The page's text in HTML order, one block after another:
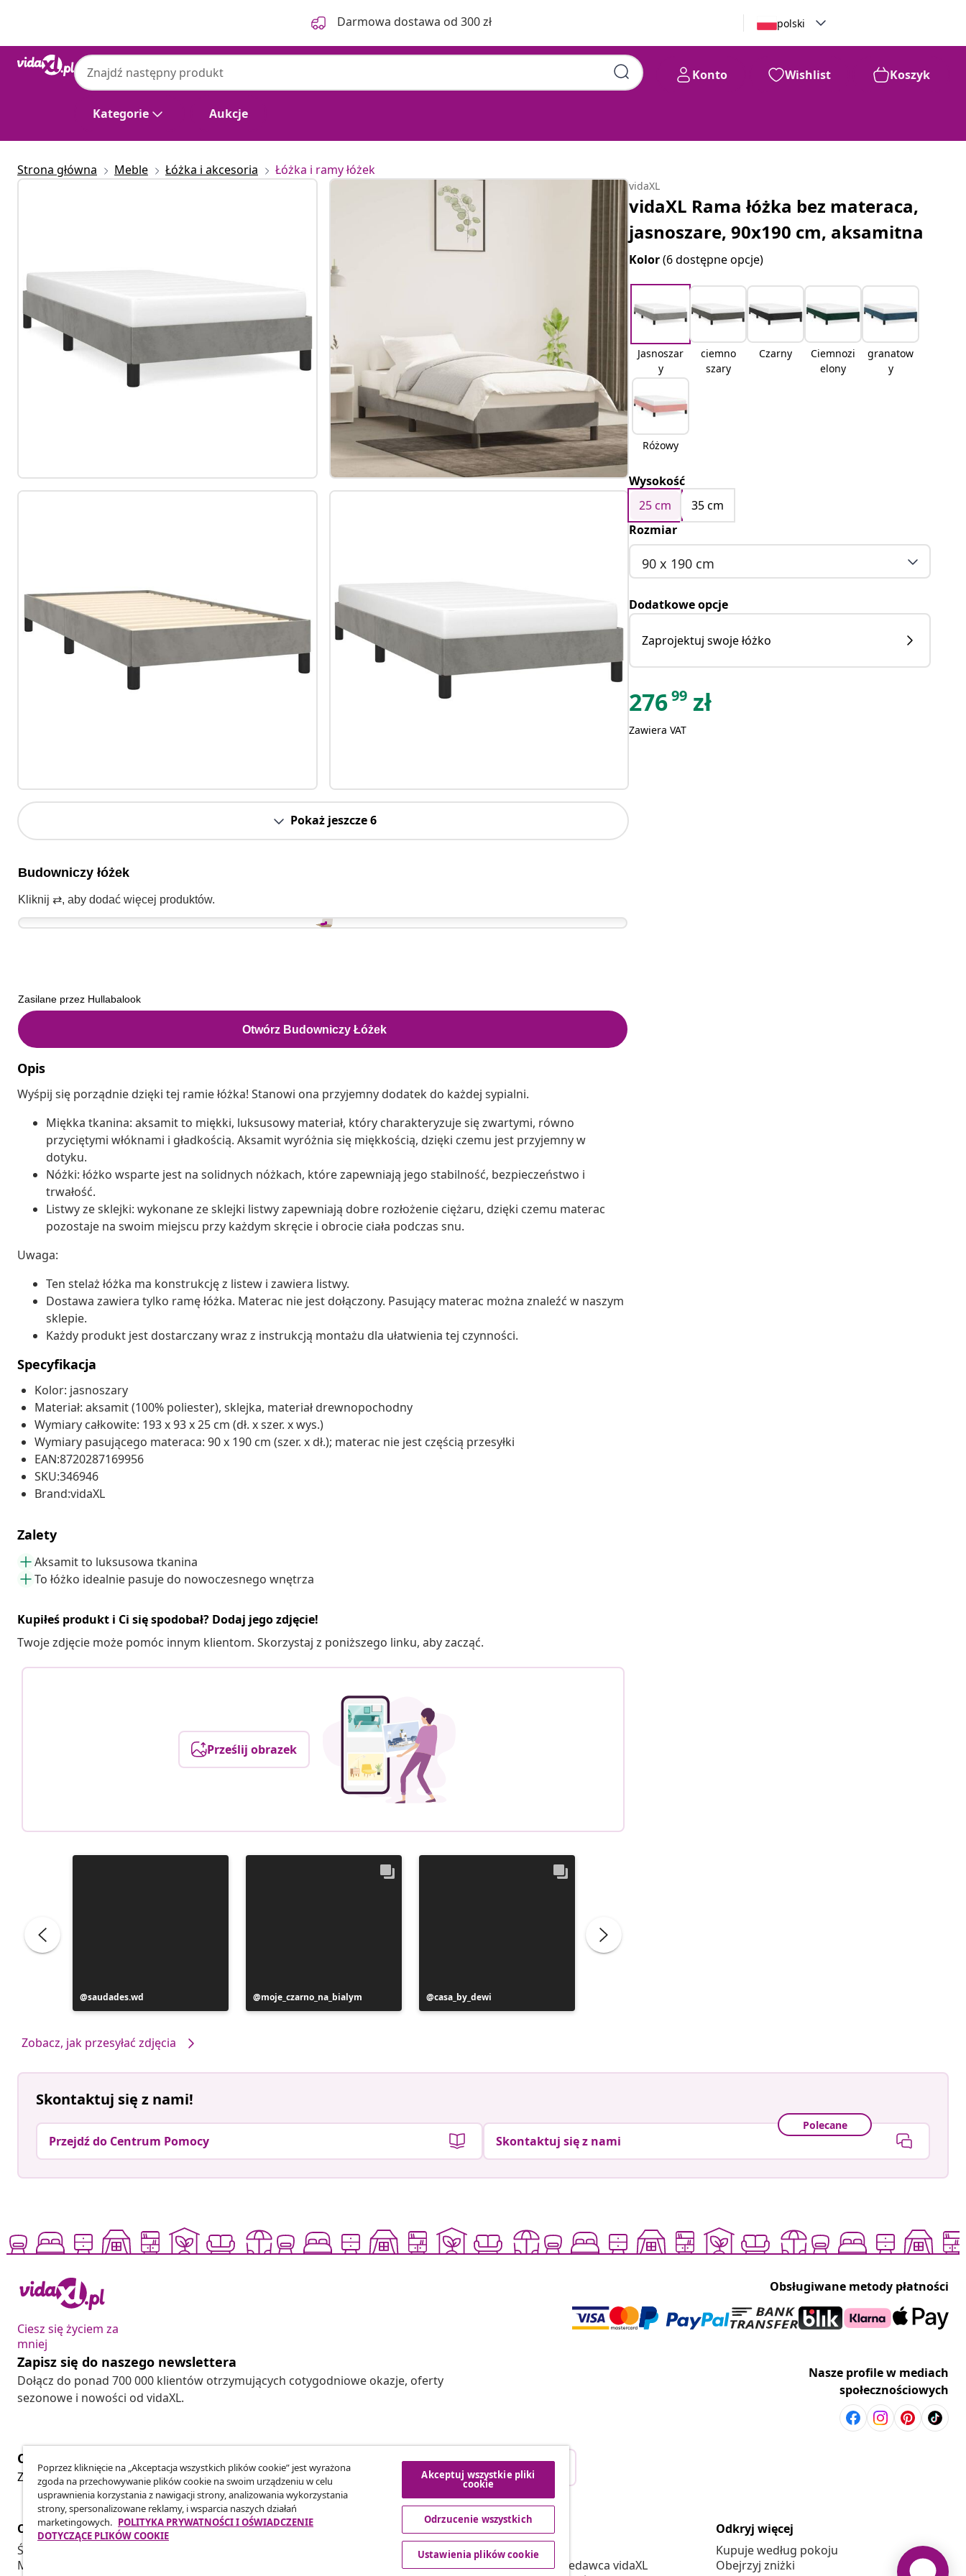
Darmowa dostawa od 300 zł polski
Kategorie Aukcje
Konto Wishlist Koszyk
Strona główna Meble Łóżka i akcesoria Łóżka i ramy łóżek
Pokaż jeszcze 6
Opis
Wyśpij się porządnie dzięki tej ramie łóżka! Stanowi ona przyjemny dodatek do każdej sypialni.
Miękka tkanina: aksamit to miękki, luksusowy materiał, który charakteryzuje się zwartymi, równo
przyciętymi włóknami i gładkością. Aksamit wyróżnia się miękkością, dzięki czemu jest przyjemny w
dotyku.
Nóżki: łóżko wsparte jest na solidnych nóżkach, które zapewniają jego stabilność, bezpieczeństwo i
trwałość.
Listwy ze sklejki: wykonane ze sklejki listwy zapewniają dobre rozłożenie ciężaru, dzięki czemu materac
pozostaje na swoim miejscu przy każdym skręcie i obrocie ciała podczas snu.
Uwaga:
Ten stelaż łóżka ma konstrukcję z listew i zawiera listwy.
Dostawa zawiera tylko ramę łóżka. Materac nie jest dołączony. Pasujący materac można znaleźć w naszym
sklepie.
Każdy produkt jest dostarczany wraz z instrukcją montażu dla ułatwienia tej czynności.
Specyfikacja
Kolor: jasnoszary
Materiał: aksamit (100% poliester), sklejka, materiał drewnopochodny
Wymiary całkowite: 193 x 93 x 25 cm (dł. x szer. x wys.)
Wymiary pasującego materaca: 90 x 190 cm (szer. x dł.); materac nie jest częścią przesyłki
EAN:8720287169956
SKU:346946
Brand:vidaXL
Zalety
Aksamit to luksusowa tkanina
To łóżko idealnie pasuje do nowoczesnego wnętrza
Kupiłeś produkt i Ci się spodobał? Dodaj jego zdjęcie!
Twoje zdjęcie może pomóc innym klientom. Skorzystaj z poniższego linku, aby zacząć.
Prześlij obrazek
Post
opublikowany
saudades.wd
Post
opublikowany
moje_czarno_na_bialym
Post
opublikowany
casa_by_dewi
Zobacz, jak przesyłać zdjęcia
vidaXL
vidaXL Rama łóżka bez materaca,
jasnoszare, 90x190 cm, aksamitna
Kolor(6 dostępne opcje)
Jasnoszar
y
ciemno
szary
Czarny
Ciemnozi
elony
granatow
y
Różowy
Wysokość
25 cm
35 cm
Rozmiar
90 x 190 cm
Dodatkowe opcje
Zaprojektuj swoje łóżko
27699 zł
Zawiera VAT
Skontaktuj się z nami!
Przejdź do Centrum Pomocy
Polecane
Skontaktuj się z nami
Ciesz się życiem za
mniej
Obsługiwane metody płatności
Zapisz się do naszego newslettera
Dołącz do ponad 700 000 klientów otrzymujących cotygodniowe okazje, oferty
sezonowe i nowości od vidaXL.
Nasze profile w mediach
społecznościowych
Odstąpienie od umowy
Złóż wniosek o odstąpienie od umowy dotyczącej Twojego zamówienia.
Odstąpienie od umowy
Obsługa Klienta
Śledź swoje zamówienie
Moje konto
Biznes
vidaXL
O nas
Regulamin Sprzedawca vidaXL
Odkryj więcej
Kupuje według pokoju
Obejrzyj zniżki
Poprzez kliknięcie na „Akceptacja wszystkich plików cookie” jest wyrażona
zgoda na przechowywanie plików cookie na swoim urządzeniu w celu
usprawnienia korzystania z nawigacji strony, analizowania wykorzystania
strony, spersonalizowane reklamy, i wsparcia naszych działań
marketingowych. POLITYKA PRYWATNOŚCI I OŚWIADCZENIE
DOTYCZĄCE PLIKÓW COOKIE
Akceptuj wszystkie pliki
cookie
Odrzucenie wszystkich
Ustawienia plików cookie